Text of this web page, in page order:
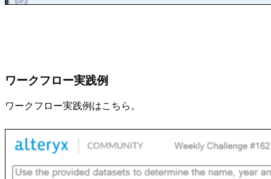
ワークフロー実践例
ワークフロー実践例はこちら。